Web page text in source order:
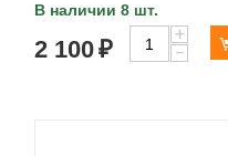
В наличии 8 шт.
2 100₽
+
−